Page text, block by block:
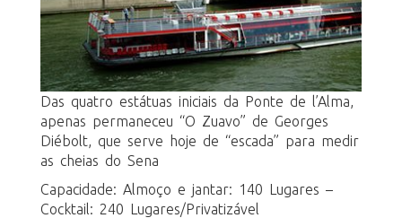
Das quatro estátuas iniciais da Ponte de l’Alma,
apenas permaneceu “O Zuavo” de Georges
Diébolt, que serve hoje de “escada” para medir
as cheias do Sena
Capacidade: Almoço e jantar: 140 Lugares –
Cocktail: 240 Lugares/Privatizável